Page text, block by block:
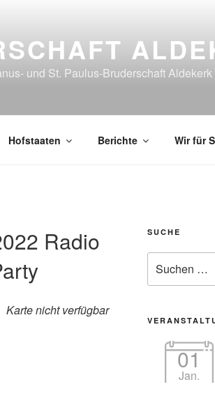
und St. Paulus-Bruderschaft Aldekerk
Hofstaaten Berichte Wir für
Radio
Karte nicht verfügbar
SUCHE
nach:
01
Jan.